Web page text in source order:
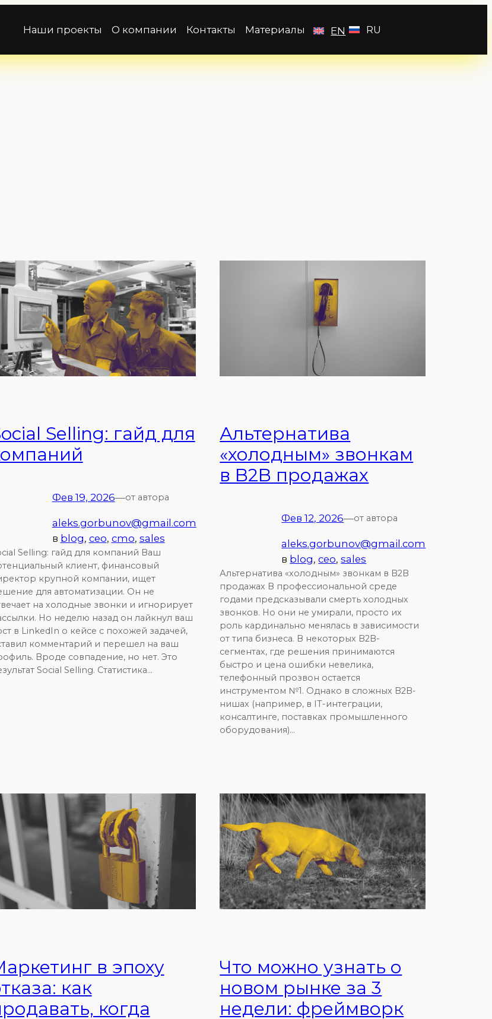
Наши проекты О компании Контакты Материалы EN RU
Selling: гайд для
Фев 19, 2026—от автора
aleks.gorbunov@gmail.com
в blog, ceo, cmo, sales
Selling: гайд для компаний Ваш
клиент, финансовый
крупной компании, ищет
для автоматизации. Он не
на холодные звонки и игнорирует
Но неделю назад он лайкнул ваш
в LinkedIn о кейсе с похожей задачей,
комментарий и перешел на ваш
Вроде совпадение, но нет. Это
Social Selling. Статистика…
Альтернатива
«холодным» звонкам
в B2B продажах
Фев 12, 2026—от автора
aleks.gorbunov@gmail.com
в blog, ceo, sales
Альтернатива «холодным» звонкам в B2B
продажах В профессиональной среде
годами предсказывали смерть холодных
звонков. Но они не умирали, просто их
роль кардинально менялась в зависимости
от типа бизнеса. В некоторых B2B-
сегментах, где решения принимаются
быстро и цена ошибки невелика,
телефонный прозвон остается
инструментом №1. Однако в сложных B2B-
нишах (например, в IT-интеграции,
консалтинге, поставках промышленного
оборудования)…
в эпоху
как
когда
Что можно узнать о
новом рынке за 3
недели: фреймворк